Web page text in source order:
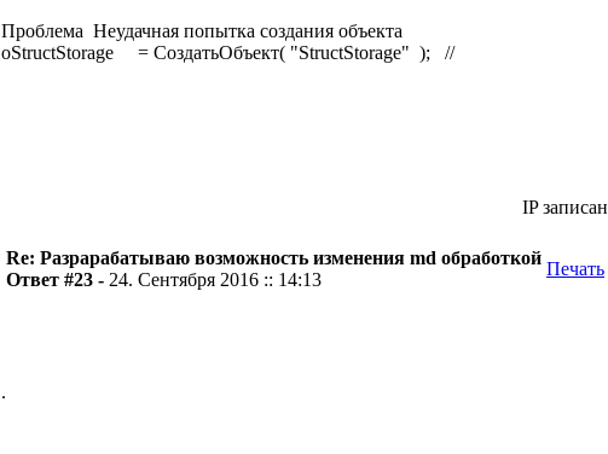
Проблема Неудачная попытка создания объекта
oStructStorage = СоздатьОбъект( "StructStorage" ); //
IP записан
Re: Разрарабатываю возможность изменения md обработкой
Ответ #23 - 24. Сентября 2016 :: 14:13
Печать
.